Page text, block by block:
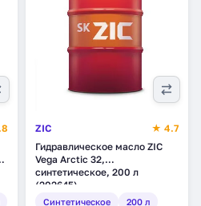
ZIC
★ 4.7
Гидравлическое масло ZIC
Vega Arctic 32,
синтетическое, 200 л
(202645)
Синтетическое 200 л